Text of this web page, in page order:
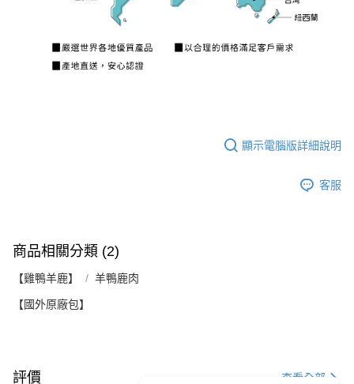
顯示電腦版詳細說明
客服
商品相關分類 (2)
【雞鴨羊鹿】 羊鴨鹿肉
【國外原廠包】
評價 查看全部